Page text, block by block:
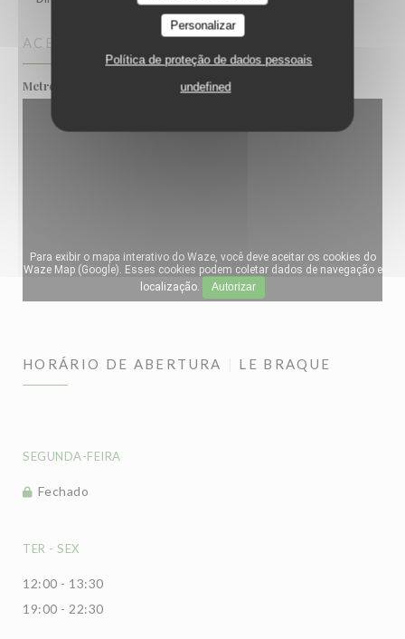
Personalizar
Política de proteção de dados pessoais
undefined
ACESSO
Metro Rihour
Para exibir o mapa interativo do Waze, você deve aceitar os cookies do
Waze Map (Google). Esses cookies podem coletar dados de navegação e
localização.
Autorizar
HORÁRIO DE ABERTURA LE BRAQUE
SEGUNDA-FEIRA
Fechado
TER - SEX
12:00 - 13:30
19:00 - 22:30